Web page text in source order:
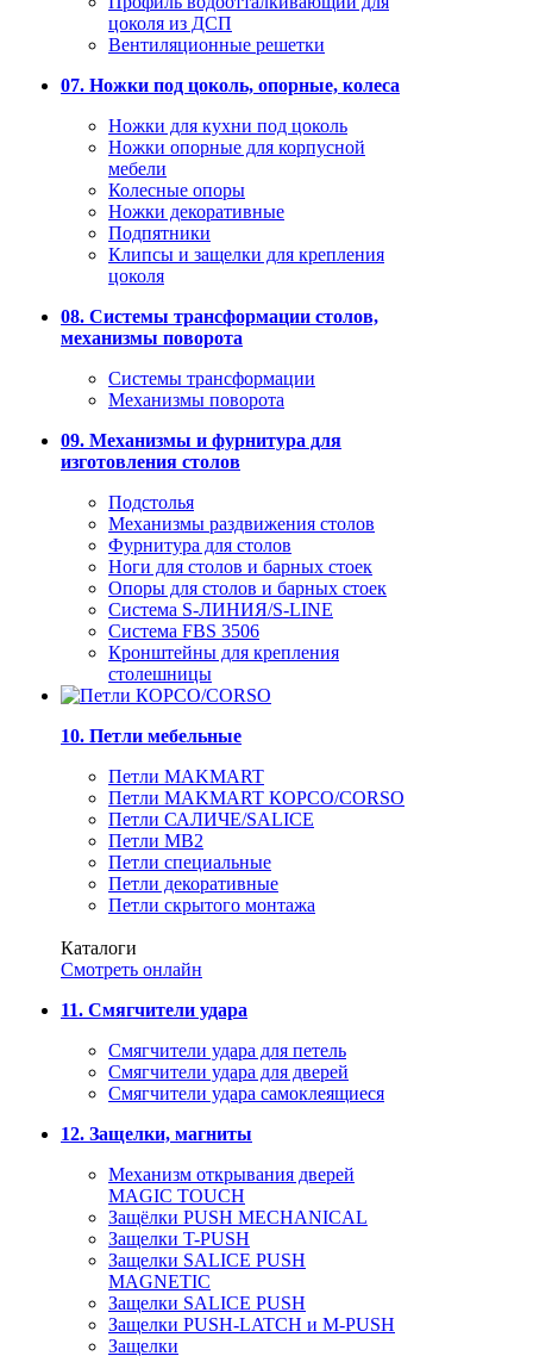
цоколя из ДСП
Вентиляционные решетки
07. Ножки под цоколь, опорные, колеса
Ножки для кухни под цоколь
Ножки опорные для корпусной
мебели
Колесные опоры
Ножки декоративные
Подпятники
Клипсы и защелки для крепления
цоколя
08. Системы трансформации столов,
механизмы поворота
Системы трансформации
Механизмы поворота
09. Механизмы и фурнитура для
изготовления столов
Подстолья
Механизмы раздвижения столов
Фурнитура для столов
Ноги для столов и барных стоек
Опоры для столов и барных стоек
Система S-ЛИНИЯ/S-LINE
Система FBS 3506
Кронштейны для крепления
столешницы
10. Петли мебельные
Петли MAKMART
Петли MAKMART КОРСО/CORSO
Петли САЛИЧЕ/SALICE
Петли MB2
Петли специальные
Петли декоративные
Петли скрытого монтажа
Каталоги
Смотреть онлайн
11. Смягчители удара
Смягчители удара для петель
Смягчители удара для дверей
Cмягчители удара самоклеящиеся
12. Защелки, магниты
Механизм открывания дверей
MAGIC TOUCH
Защёлки PUSH MECHANICAL
Защелки T-PUSH
Защелки SALICE PUSH
MAGNETIC
Защелки SALICE PUSH
Защелки PUSH-LATCH и M-PUSH
Защелки